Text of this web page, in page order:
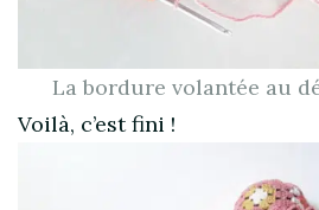
La bordure volantée au
Voilà, c’est fini !